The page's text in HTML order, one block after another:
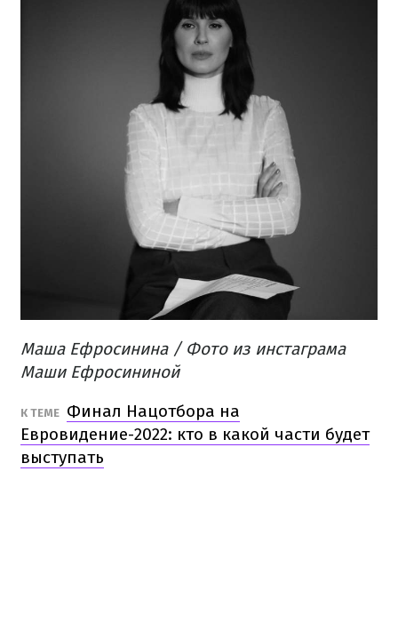
Маша Ефросинина / Фото из инстаграма
Маши Ефросининой
К ТЕМЕ Финал Нацотбора на
Евровидение-2022: кто в какой части будет
выступать